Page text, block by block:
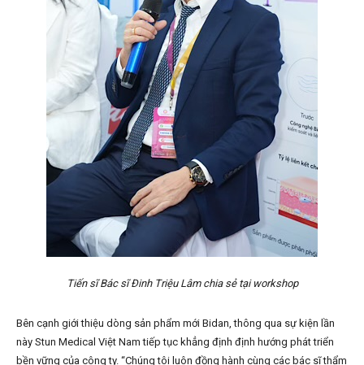
Tiến sĩ Bác sĩ Đinh Triệu Lâm chia sẻ tại workshop
Bên cạnh giới thiệu dòng sản phẩm mới Bidan, thông qua sự kiện lần
này Stun Medical Việt Nam tiếp tục khẳng định định hướng phát triển
bền vững của công ty. “Chúng tôi luôn đồng hành cùng các bác sĩ thẩm